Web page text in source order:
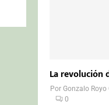
La revolución
PorGonzalo Royo
0